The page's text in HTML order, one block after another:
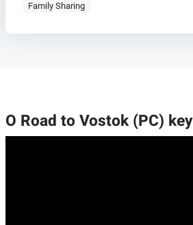
Family Sharing
O Road to Vostok (PC) key